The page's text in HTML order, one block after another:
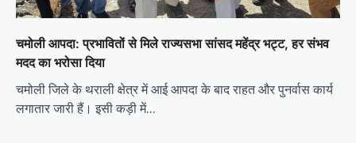
चमोली आपदा: प्रभावितों से मिले राज्यसभा सांसद महेंद्र भट्ट, हर संभव
मदद का भरोसा दिया
चमोली जिले के थराली क्षेत्र में आई आपदा के बाद राहत और पुनर्वास कार्य
लगातार जारी हैं। इसी कड़ी में…